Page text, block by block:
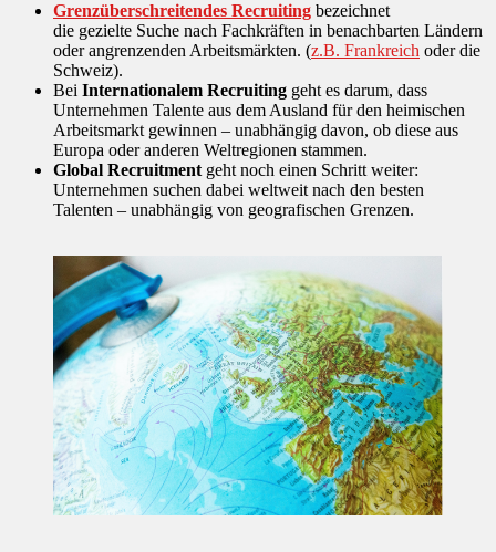
Grenzüberschreitendes Recruiting bezeichnet
die gezielte Suche nach Fachkräften in benachbarten Ländern
oder angrenzenden Arbeitsmärkten. (z.B. Frankreich oder die
Schweiz).
Bei Internationalem Recruiting geht es darum, dass
Unternehmen Talente aus dem Ausland für den heimischen
Arbeitsmarkt gewinnen – unabhängig davon, ob diese aus
Europa oder anderen Weltregionen stammen.
Global Recruitment geht noch einen Schritt weiter:
Unternehmen suchen dabei weltweit nach den besten
Talenten – unabhängig von geografischen Grenzen.